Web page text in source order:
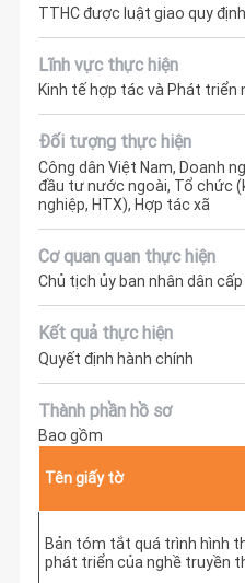
TTHC được luật giao quy
Lĩnh vực thực hiện
Kinh tế hợp tác và Phát triển
Đối tượng thực hiện
Công dân Việt Nam, Doanh
đầu tư nước ngoài, Tổ chức
nghiệp, HTX), Hợp tác xã
Cơ quan quan thực hiện
Chủ tịch ủy ban nhân dân
Kết quả thực hiện
Quyết định hành chính
Thành phần hồ sơ
Bao gồm
Tên giấy tờ
Bản tóm tắt quá trình hình
phát triển của nghề truyền